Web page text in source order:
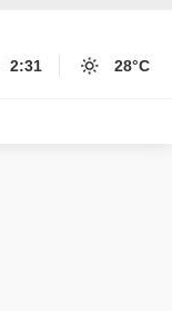
2:31 28°C